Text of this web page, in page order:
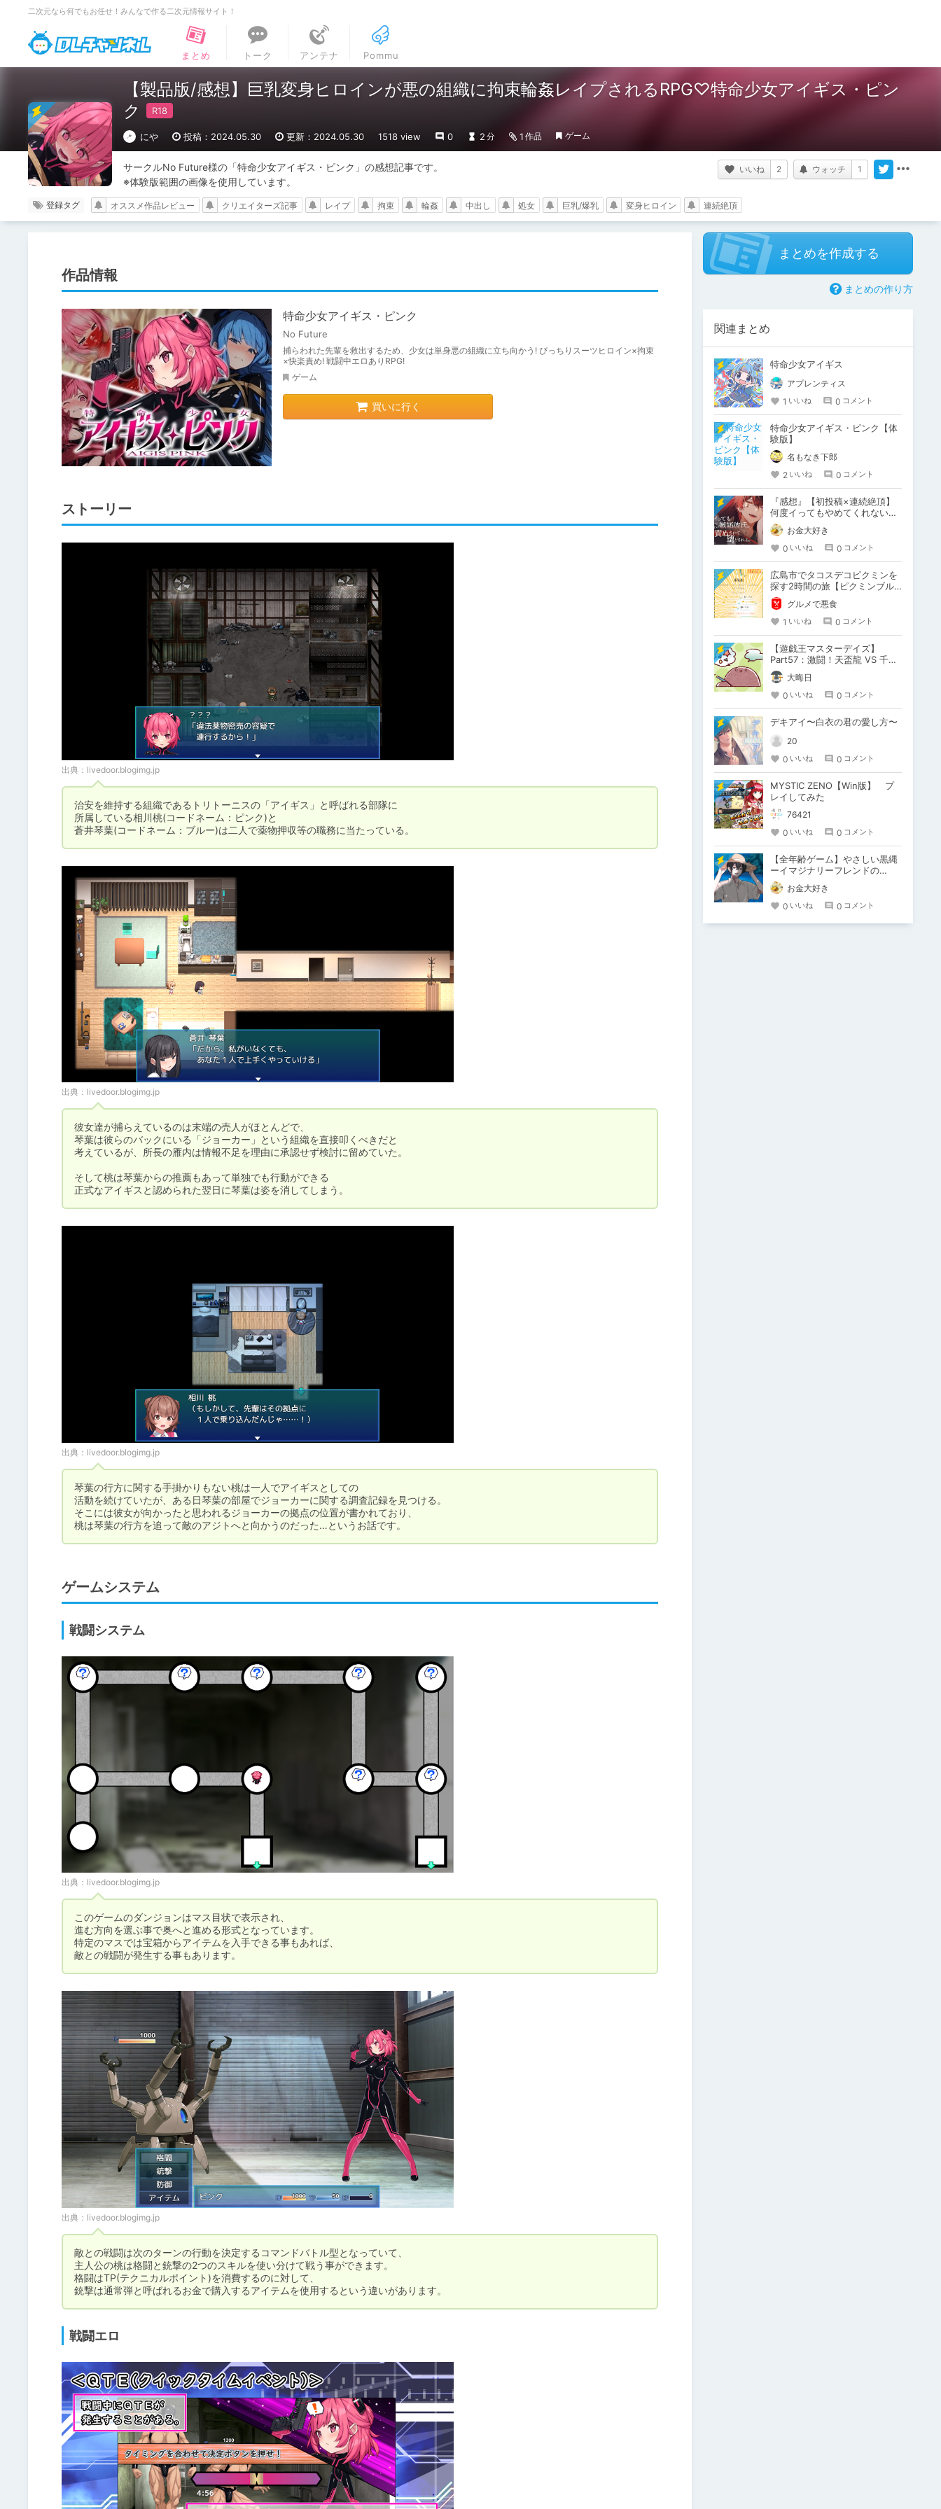
二次元なら何でもお任せ！みんなで作る二次元情報サイト！
DLチャンネル
まとめ
トーク アンテナ Pommu
【製品版/感想】巨乳変身ヒロインが悪の組織に拘束輪姦レイプされるRPG♡特命少女アイギス・ピン
ク
にや 投稿：2024.05.30 更新：2024.05.30 1518 view 0 2 分 1 作品 ゲーム
サークルNo Future様の「特命少女アイギス・ピンク」の感想記事です。
※体験版範囲の画像を使用しています。
いいね 2 ウォッチ 1
登録タグ オススメ作品レビュー クリエイターズ記事 レイプ 拘束 輪姦 中出し 処女 巨乳/爆乳 変身ヒロイン 連続絶頂
作品情報
特命少女アイギス・ピンク
No Future
捕らわれた先輩を救出するため、少女は単身悪の組織に立ち向かう! ぴっちりスーツヒロイン×拘束
×快楽責め! 戦闘中エロありRPG!
ゲーム
買いに行く
ストーリー
出典： livedoor.blogimg.jp
治安を維持する組織であるトリトーニスの「アイギス」と呼ばれる部隊に
所属している相川桃(コードネーム：ピンク)と
蒼井琴葉(コードネーム：ブルー)は二人で薬物押収等の職務に当たっている。
出典： livedoor.blogimg.jp
彼女達が捕らえているのは末端の売人がほとんどで、
琴葉は彼らのバックにいる「ジョーカー」という組織を直接叩くべきだと
考えているが、所長の雁内は情報不足を理由に承認せず検討に留めていた。
そして桃は琴葉からの推薦もあって単独でも行動ができる
正式なアイギスと認められた翌日に琴葉は姿を消してしまう。
出典： livedoor.blogimg.jp
琴葉の行方に関する手掛かりもない桃は一人でアイギスとしての
活動を続けていたが、ある日琴葉の部屋でジョーカーに関する調査記録を見つける。
そこには彼女が向かったと思われるジョーカーの拠点の位置が書かれており、
桃は琴葉の行方を追って敵のアジトへと向かうのだった…というお話です。
ゲームシステム
戦闘システム
出典： livedoor.blogimg.jp
このゲームのダンジョンはマス目状で表示され、
進む方向を選ぶ事で奥へと進める形式となっています。
特定のマスでは宝箱からアイテムを入手できる事もあれば、
敵との戦闘が発生する事もあります。
出典： livedoor.blogimg.jp
敵との戦闘は次のターンの行動を決定するコマンドバトル型となっていて、
主人公の桃は格闘と銃撃の2つのスキルを使い分けて戦う事ができます。
格闘はTP(テクニカルポイント)を消費するのに対して、
銃撃は通常弾と呼ばれるお金で購入するアイテムを使用するという違いがあります。
戦闘エロ
まとめを作成する
まとめの作り方
関連まとめ
特命少女アイギス
アプレンティス
1 いいね 0 コメント
特命少女アイギス・ピンク【体
験版】
名もなき下郎
2 いいね 0 コメント
『感想』【初投稿×連続絶頂】
何度イってもやめてくれない嫉
妬彼氏に激責めされて堕とされ
る。お金大好き
0 いいね 0 コメント
広島市でタコスデコピクミンを
探す2時間の旅【ピクミンブル
ーム / Pikmin Bloom】
グルメで悪食
1 いいね 0 コメント
【遊戯王マスターデイズ】
Part57：激闘！天盃龍 VS 千年
D【架空デュエル】
大晦日
0 いいね 0 コメント
デキアイ〜白衣の君の愛し方〜
20
0 いいね 0 コメント
MYSTIC ZENO【Win版】 プ
レイしてみた
76421
0 いいね 0 コメント
【全年齢ゲーム】やさしい黒縄
ーイマジナリーフレンドの
「彼」と過ごすおぼんやすみー
お金大好き
0 いいね 0 コメント